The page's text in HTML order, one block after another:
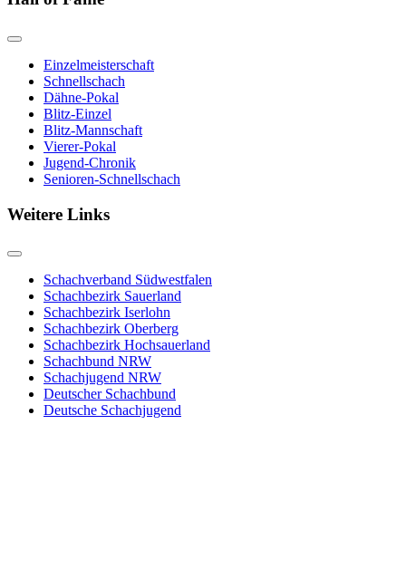
Einzelmeisterschaft
Schnellschach
Dähne-Pokal
Blitz-Einzel
Blitz-Mannschaft
Vierer-Pokal
Jugend-Chronik
Senioren-Schnellschach
Weitere Links
Schachverband Südwestfalen
Schachbezirk Sauerland
Schachbezirk Iserlohn
Schachbezirk Oberberg
Schachbezirk Hochsauerland
Schachbund NRW
Schachjugend NRW
Deutscher Schachbund
Deutsche Schachjugend